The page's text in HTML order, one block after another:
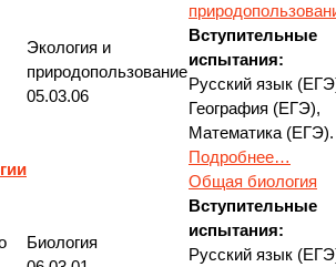
Экология и
природопользование
05.03.06
Вступительные
испытания:
Русский язык
География (ЕГЭ),
Математика (ЕГЭ).
Подробнее…
Биология
Общая биология
Вступительные
испытания:
Русский язык